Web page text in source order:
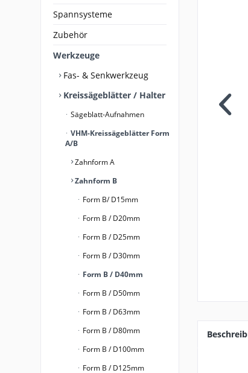
Spannsysteme
Zubehör
Werkzeuge
Fas- & Senkwerkzeug
Kreissägeblätter / Halter
Sägeblatt-Aufnahmen
VHM-Kreissägeblätter Form
A/B
Zahnform A
Zahnform B
Form B/ D15mm
Form B / D20mm
Form B / D25mm
Form B / D30mm
Form B / D40mm
Form B / D50mm
Form B / D63mm
Form B / D80mm
Form B / D100mm
Form B / D125mm